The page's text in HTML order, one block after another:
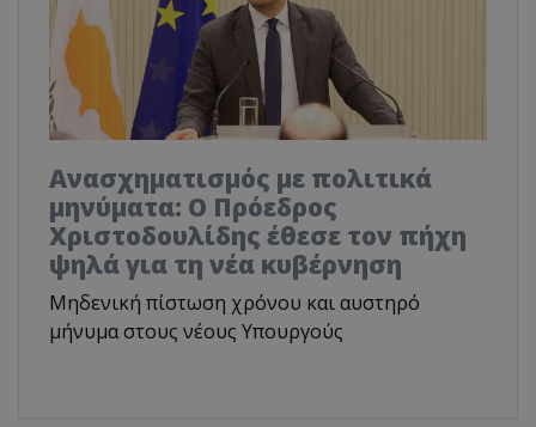
Ανασχηματισμός με πολιτικά
μηνύματα: Ο Πρόεδρος
Χριστοδουλίδης έθεσε τον πήχη
ψηλά για τη νέα κυβέρνηση
Μηδενική πίστωση χρόνου και αυστηρό
μήνυμα στους νέους Υπουργούς